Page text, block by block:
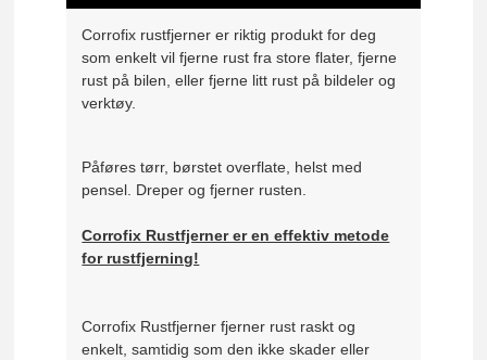
Corrofix rustfjerner er riktig produkt for deg
som enkelt vil fjerne rust fra store flater, fjerne
rust på bilen, eller fjerne litt rust på bildeler og
verktøy.
Påføres tørr, børstet overflate, helst med
pensel. Dreper og fjerner rusten.
Corrofix Rustfjerner er en effektiv metode
for rustfjerning!
Corrofix Rustfjerner fjerner rust raskt og
enkelt, samtidig som den ikke skader eller